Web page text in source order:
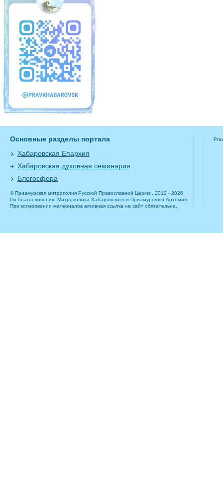
Основные разделы портала
Хабаровская Епархия
Хабаровская духовная семинария
Блогосфера
© Приамурская митрополия Русской Православной Церкви, 2012 - 2026
По благословению Митрополита Хабаровского и Приамурского Артемия.
При копировании материалов активная ссылка на сайт обязательна.